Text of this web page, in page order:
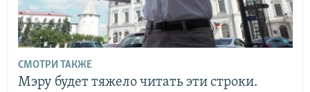
СМОТРИ ТАКЖЕ
Мэру будет тяжело читать эти строки.